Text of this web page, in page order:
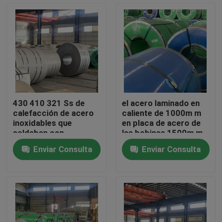
Sobre nosotros
Visita a la fábrica
Control de Calidad
Contacto
Solicitar una cotización
Bobina de acero inoxidable
Bobina de acero en frío
430 410 321 Ss de
calefacción de acero
inoxidables que
soldaban con
autógena la bobina
laminaron para la
construcción
Enviar Consulta
el acero laminado en
caliente de 1000m m
en placa de acero de
las bobinas 1500m m
laminó la superficie 2B
Enviar Consulta